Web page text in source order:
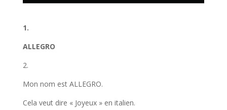
1.
ALLEGRO
2.
Mon nom est ALLEGRO.
Cela veut dire « Joyeux » en italien.